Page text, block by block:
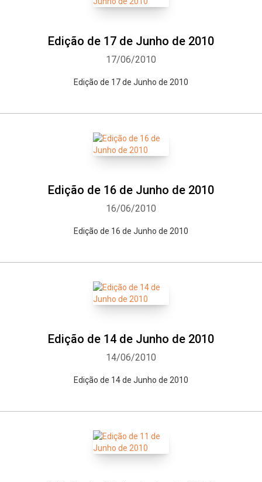
Edição de 17 de Junho de 2010
17/06/2010
Edição de 17 de Junho de 2010
Edição de 16 de Junho de 2010
16/06/2010
Edição de 16 de Junho de 2010
Edição de 14 de Junho de 2010
14/06/2010
Edição de 14 de Junho de 2010